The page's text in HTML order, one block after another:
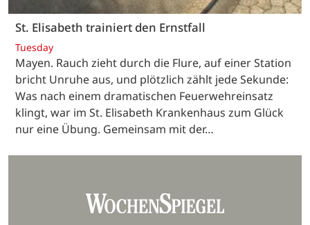
St. Elisabeth trainiert den Ernstfall
Tuesday
Mayen. Rauch zieht durch die Flure, auf einer Station
bricht Unruhe aus, und plötzlich zählt jede Sekunde:
Was nach einem dramatischen Feuerwehreinsatz
klingt, war im St. Elisabeth Krankenhaus zum Glück
nur eine Übung. Gemeinsam mit der…